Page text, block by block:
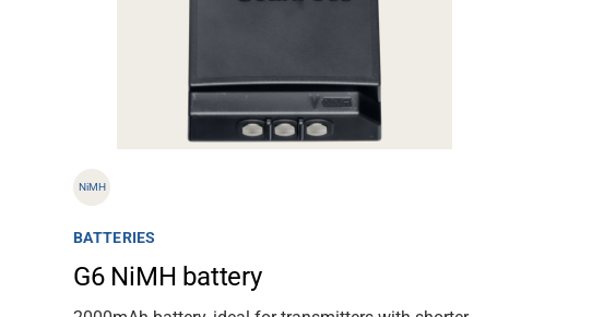
Ondersteuning
Over
NiMH
BATTERIES
G6 NiMH battery